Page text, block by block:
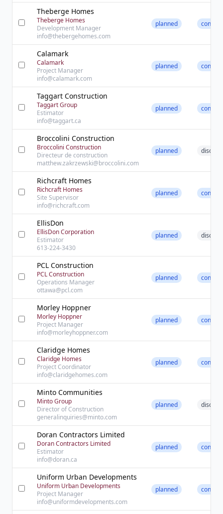
Theberge Homes
Theberge Homes
Development Manager
info@thebergehomes.com
planned
Calamark
Calamark
Project Manager
info@calamark.com
planned
Taggart Construction
Taggart Group
Estimator
info@taggart.ca
planned
Broccolini Construction
Broccolini Construction
Directeur de construction
matthew.zakrzewski@broccolini.com
planned
Richcraft Homes
Richcraft Homes
Site Supervisor
info@richcraft.com
planned
EllisDon
EllisDon Corporation
Estimator
613-224-3430
planned
PCL Construction
PCL Construction
Operations Manager
ottawa@pcl.com
planned
Morley Hoppner
Morley Hoppner
Project Manager
info@morleyhoppner.com
planned
Claridge Homes
Claridge Homes
Project Coordinator
info@claridgehomes.com
planned
Minto Communities
Minto Group
Director of Construction
generalinquiries@minto.com
planned
Doran Contractors Limited
Doran Contractors Limited
Estimator
info@doran.ca
planned
Uniform Urban Developments
Uniform Urban Developments
Project Manager
info@uniformdevelopments.com
planned